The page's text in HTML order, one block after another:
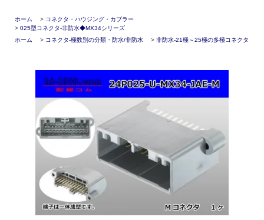
ホーム > コネクタ・ハウジング・カプラー
> 025型コネクタ-非防水◆MX34シリーズ
ホーム
> コネクタ-極数別の分類・防水/非防水 > 非防水-21極～25極の多極コネクタ